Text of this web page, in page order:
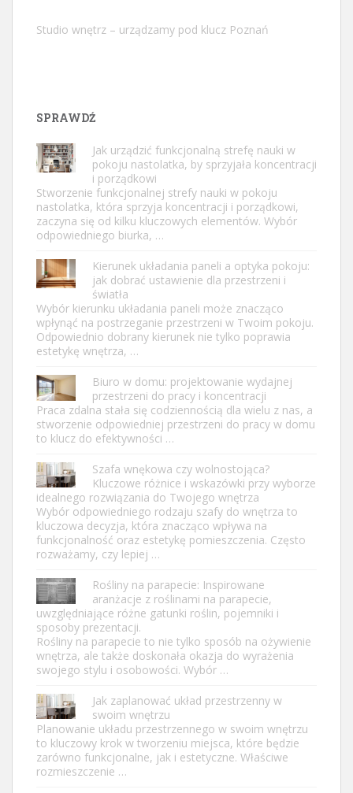
Studio wnętrz – urządzamy pod klucz Poznań
SPRAWDŹ
Jak urządzić funkcjonalną strefę nauki w
pokoju nastolatka, by sprzyjała koncentracji
i porządkowi
Stworzenie funkcjonalnej strefy nauki w pokoju
nastolatka, która sprzyja koncentracji i porządkowi,
zaczyna się od kilku kluczowych elementów. Wybór
odpowiedniego biurka, …
Kierunek układania paneli a optyka pokoju:
jak dobrać ustawienie dla przestrzeni i
światła
Wybór kierunku układania paneli może znacząco
wpłynąć na postrzeganie przestrzeni w Twoim pokoju.
Odpowiednio dobrany kierunek nie tylko poprawia
estetykę wnętrza, …
Biuro w domu: projektowanie wydajnej
przestrzeni do pracy i koncentracji
Praca zdalna stała się codziennością dla wielu z nas, a
stworzenie odpowiedniej przestrzeni do pracy w domu
to klucz do efektywności …
Szafa wnękowa czy wolnostojąca?
Kluczowe różnice i wskazówki przy wyborze
idealnego rozwiązania do Twojego wnętrza
Wybór odpowiedniego rodzaju szafy do wnętrza to
kluczowa decyzja, która znacząco wpływa na
funkcjonalność oraz estetykę pomieszczenia. Często
rozważamy, czy lepiej …
Rośliny na parapecie: Inspirowane
aranżacje z roślinami na parapecie,
uwzględniające różne gatunki roślin, pojemniki i
sposoby prezentacji.
Rośliny na parapecie to nie tylko sposób na ożywienie
wnętrza, ale także doskonała okazja do wyrażenia
swojego stylu i osobowości. Wybór …
Jak zaplanować układ przestrzenny w
swoim wnętrzu
Planowanie układu przestrzennego w swoim wnętrzu
to kluczowy krok w tworzeniu miejsca, które będzie
zarówno funkcjonalne, jak i estetyczne. Właściwe
rozmieszczenie …